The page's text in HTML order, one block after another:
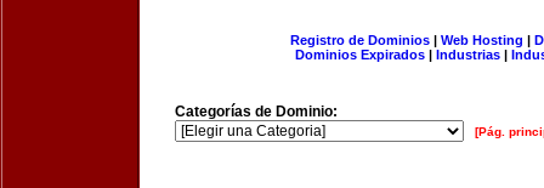
Registro de Dominios| Web Hosting |
Dominios Expirados | Industrias |
Categorías de Dominio:
[Pág.